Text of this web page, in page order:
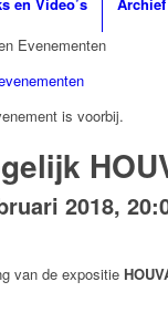
is voorbij.
2018,
van de expositie